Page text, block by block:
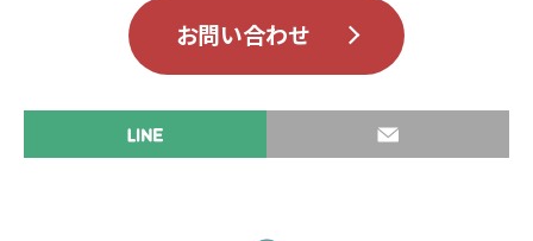
お問い合わせ